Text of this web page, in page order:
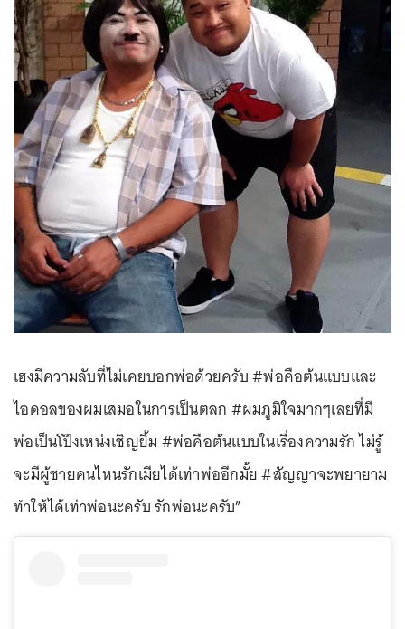
เฮงมีความลับที่ไม่เคยบอกพ่อด้วยครับ #พ่อคือต้นแบบและ
ไอดอลของผมเสมอในการเป็นตลก #ผมภูมิใจมากๆเลยที่มี
พ่อเป็นโป๊งเหน่งเชิญยิ้ม #พ่อคือต้นแบบในเรื่องความรัก ไม่รู้
จะมีผู้ชายคนไหนรักเมียได้เท่าพ่ออีกมั้ย #สัญญาจะพยายาม
ทำให้ได้เท่าพ่อนะครับ รักพ่อนะครับ”